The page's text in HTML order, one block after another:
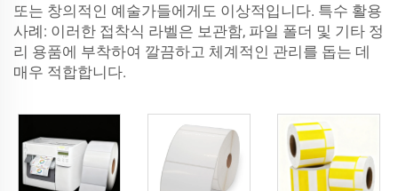
또는 창의적인 예술가들에게도 이상적입니다. 특수 활용
사례: 이러한 접착식 라벨은 보관함, 파일 폴더 및 기타 정
리 용품에 부착하여 깔끔하고 체계적인 관리를 돕는 데
매우 적합합니다.